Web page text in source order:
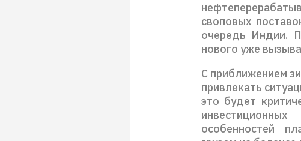
своповых
очередь Индии.
нового уже
С приближением
привлекать
это будет
особенностей